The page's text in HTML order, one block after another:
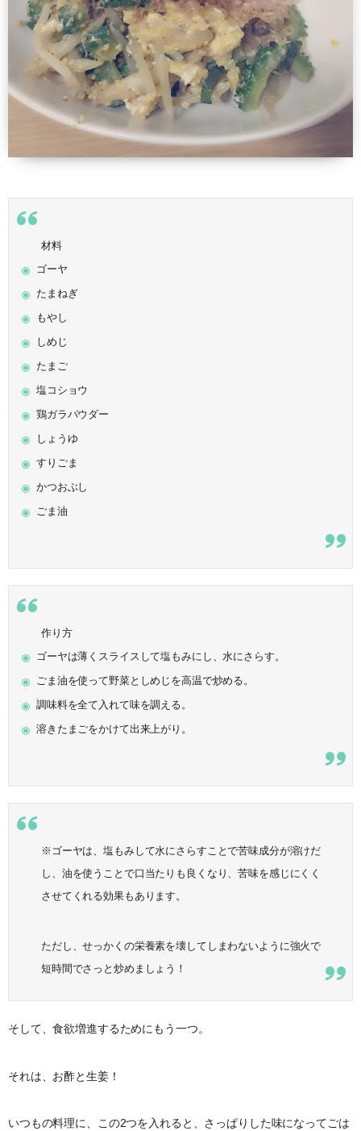
材料
ゴーヤ
たまねぎ
もやし
しめじ
たまご
塩コショウ
鶏ガラパウダー
しょうゆ
すりごま
かつおぶし
ごま油
作り方
ゴーヤは薄くスライスして塩もみにし、水にさらす。
ごま油を使って野菜としめじを高温で炒める。
調味料を全て入れて味を調える。
溶きたまごをかけて出来上がり。
※ゴーヤは、塩もみして水にさらすことで苦味成分が溶けだ
し、油を使うことで口当たりも良くなり、苦味を感じにくく
させてくれる効果もあります。
ただし、せっかくの栄養素を壊してしまわないように強火で
短時間でさっと炒めましょう！
そして、食欲増進するためにもう一つ。
それは、お酢と生姜！
いつもの料理に、この2つを入れると、さっぱりした味になってごは